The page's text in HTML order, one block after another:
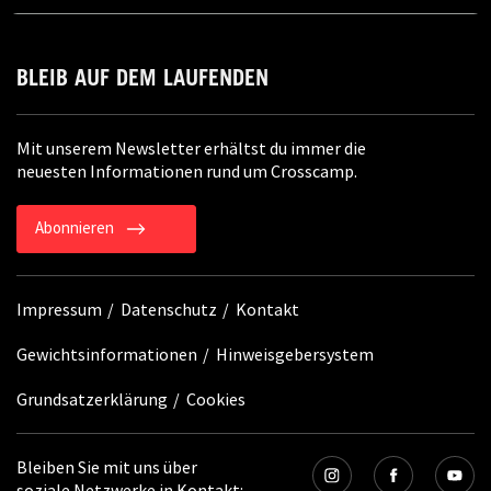
BLEIB AUF DEM LAUFENDEN
Mit unserem Newsletter erhältst du immer die
neuesten Informationen rund um Crosscamp.
Abonnieren
Impressum Datenschutz Kontakt
Gewichtsinformationen Hinweisgebersystem
Grundsatzerklärung Cookies
Bleiben Sie mit uns über